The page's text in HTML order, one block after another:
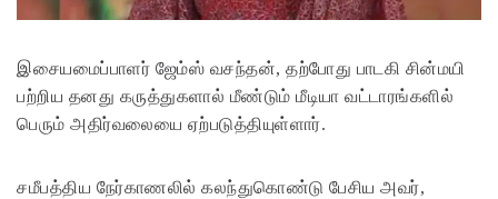
இசையமைப்பாளர் ஜேம்ஸ் வசந்தன், தற்போது பாடகி சின்மயி
பற்றிய தனது கருத்துகளால் மீண்டும் மீடியா வட்டாரங்களில்
பெரும் அதிர்வலையை ஏற்படுத்தியுள்ளார்.
சமீபத்திய நேர்காணலில் கலந்துகொண்டு பேசிய அவர்,